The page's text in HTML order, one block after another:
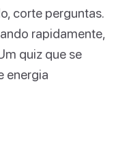
corte perguntas.
rapidamente,
quiz que se
energia